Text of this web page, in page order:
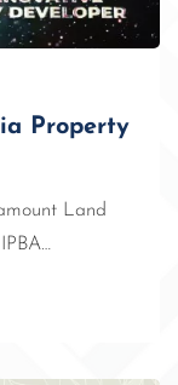
Property
Land